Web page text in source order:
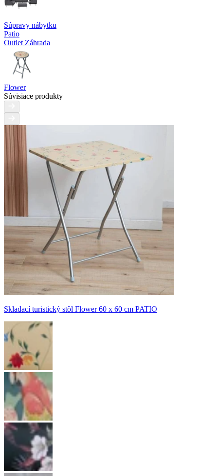
Súpravy nábytku
Patio
Outlet Záhrada
Flower
Súvisiace produkty
Skladací turistický stôl Flower 60 x 60 cm PATIO